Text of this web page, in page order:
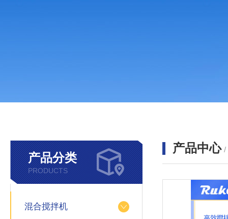
产品分类
PRODUCTS
混合搅拌机
产品中心 /